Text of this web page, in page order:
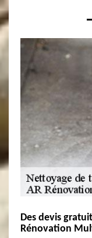
Des devis
Rénovation